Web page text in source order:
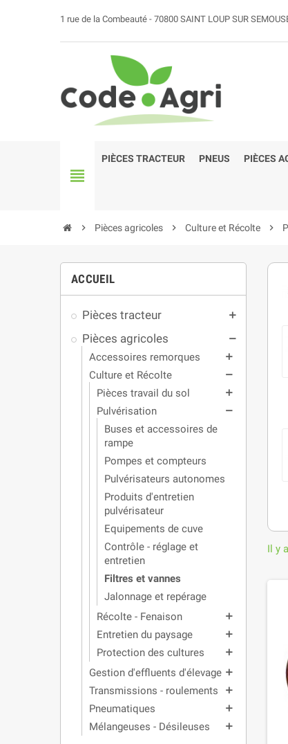
1 rue de la Combeauté - 70800 SAINT LOUP SUR
view_headline
PIÈCES TRACTEUR PNEUS PIÈCES
chevron_right Pièces agricoles chevron_right Culture et Récolte chevron_right
ACCUEIL
Pièces tracteur add
Pièces agricoles remove
Accessoires remorques add
Culture et Récolte remove
Pièces travail du sol add
Pulvérisation remove
Buses et accessoires de
rampe
Pompes et compteurs
Pulvérisateurs autonomes
Produits d'entretien
pulvérisateur
Equipements de cuve
Contrôle - réglage et
entretien
Filtres et vannes
Jalonnage et repérage
Récolte - Fenaison
add
Entretien du paysage add
Protection des cultures add
Gestion d'effluents d'élevage add
Transmissions - roulements add
Pneumatiques add
Mélangeuses - Désileuses add
Il y